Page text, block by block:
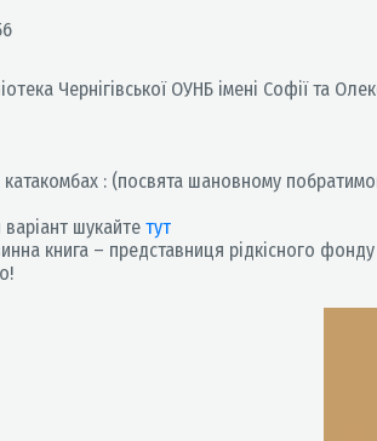
Чернігівської ОУНБ імені Софії та
катакомбах : (посвята шановному
шукайте тут
книга – представниця рідкісного